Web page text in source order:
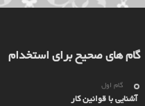
گام های صحیح برای استخدام
گام اول
آشنایی با قوانین کار